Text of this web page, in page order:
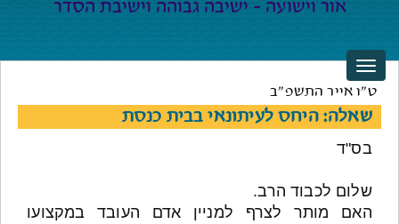
ט"ו אייר התשפ"ב
שאלה: היחס לעיתונאי בבית כנסת
בס"ד
שלום לכבוד הרב.
האם מותר לצרף למניין אדם העובד במקצועו